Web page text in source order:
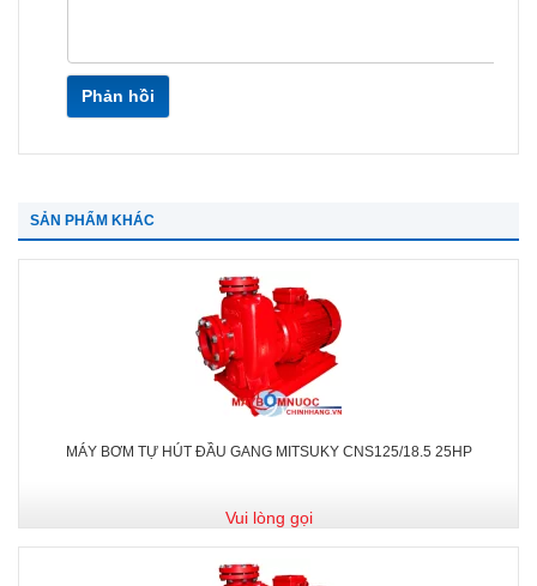
Phản hồi
SẢN PHẨM KHÁC
MÁY BƠM TỰ HÚT ĐẦU GANG MITSUKY CNS125/18.5 25HP
Vui lòng gọi